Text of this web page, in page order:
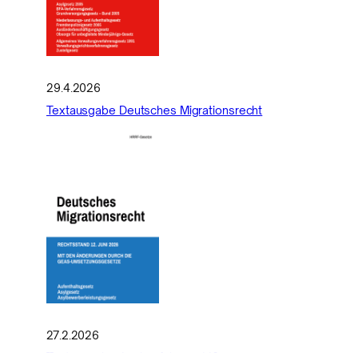
29.4.2026
Textausgabe Deutsches Migrationsrecht
27.2.2026